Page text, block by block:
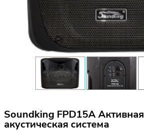
Soundking FPD15A Активная
акустическая система